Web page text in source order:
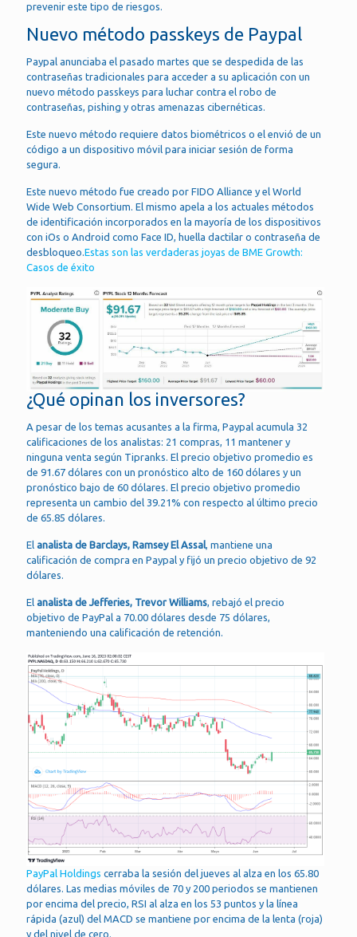
prevenir este tipo de riesgos.
Nuevo método passkeys de Paypal
Paypal anunciaba el pasado martes que se despedida de las
contraseñas tradicionales para acceder a su aplicación con un
nuevo método passkeys para luchar contra el robo de
contraseñas, pishing y otras amenazas cibernéticas.
Este nuevo método requiere datos biométricos o el envió de un
código a un dispositivo móvil para iniciar sesión de forma
segura.
Este nuevo método fue creado por FIDO Alliance y el World
Wide Web Consortium. El mismo apela a los actuales métodos
de identificación incorporados en la mayoría de los dispositivos
con iOs o Android como Face ID, huella dactilar o contraseña de
desbloqueo.Estas son las verdaderas joyas de BME Growth:
Casos de éxito
¿Qué opinan los inversores?
A pesar de los temas acusantes a la firma, Paypal acumula 32
calificaciones de los analistas: 21 compras, 11 mantener y
ninguna venta según Tipranks. El precio objetivo promedio es
de 91.67 dólares con un pronóstico alto de 160 dólares y un
pronóstico bajo de 60 dólares. El precio objetivo promedio
representa un cambio del 39.21% con respecto al último precio
de 65.85 dólares.
El analista de Barclays, Ramsey El Assal, mantiene una
calificación de compra en Paypal y fijó un precio objetivo de 92
dólares.
El analista de Jefferies, Trevor Williams, rebajó el precio
objetivo de PayPal a 70.00 dólares desde 75 dólares,
manteniendo una calificación de retención.
PayPal Holdings cerraba la sesión del jueves al alza en los 65.80
dólares. Las medias móviles de 70 y 200 periodos se mantienen
por encima del precio, RSI al alza en los 53 puntos y la línea
rápida (azul) del MACD se mantiene por encima de la lenta (roja)
y del nivel de cero.